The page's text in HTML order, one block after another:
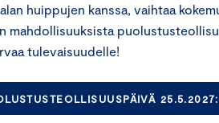
huippujen kanssa, vaihtaa
mahdollisuuksista
tulevaisuudelle!